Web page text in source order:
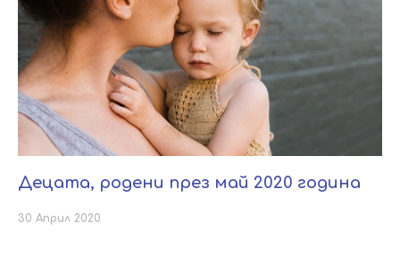
Децата, родени през май 2020 година
30 Април 2020